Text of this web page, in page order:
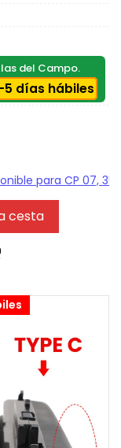
del Campo.
5 días hábiles
cesta